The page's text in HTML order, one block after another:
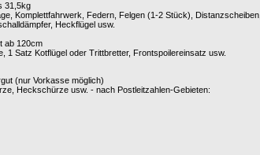
31,5kg
Komplettfahrwerk, Federn, Felgen (1-2 Stück), Distanzscheiben,
Heckflügel usw.
ab 120cm
1 Satz Kotflügel oder Trittbretter, Frontspoilereinsatz usw.
(nur Vorkasse möglich)
Heckschürze usw. - nach Postleitzahlen-Gebieten: